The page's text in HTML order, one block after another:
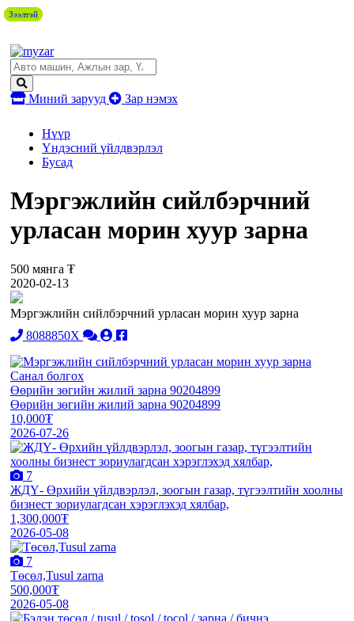
Миний зарууд Зар нэмэх
Нүүр
Үндэсний үйлдвэрлэл
Бусад
Мэргэжлийн сийлбэрчний
урласан морин хуур зарна
500 мянга ₮
2020-02-13
Мэргэжлийн сийлбэрчний урласан морин хуур зарна
8088850X
Санал болгох
Өөрийн зөгийн жилий зарна 90204899
Өөрийн зөгийн жилий зарна 90204899
10,000₮
2026-07-26
Зээлтэй
7
ЖДҮ- Өрхийн үйлдвэрлэл, зоогын газар, түгээлтийн хоолны
бизнест зориулагдсан хэрэглэхэд хялбар,
1,300,000₮
2026-05-08
7
Төсөл,Tusul zarna
500,000₮
2026-05-08
Зээлтэй
Зээлтэй
Зээлтэй